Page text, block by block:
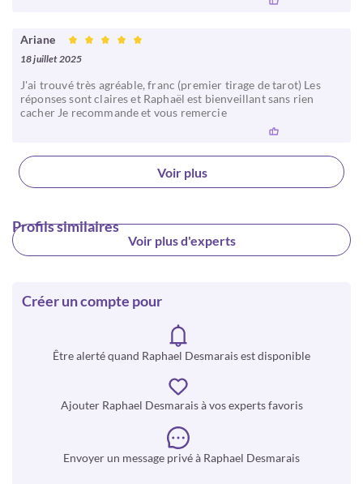
Ariane
18 juillet 2025
J'ai trouvé très agréable, franc (premier tirage de tarot) Les
réponses sont claires et Raphaël est bienveillant sans rien
cacher Je recommande et vous remercie
Voir plus
Profils similaires
Voir plus d'experts
Créer un compte pour
Être alerté quand Raphael Desmarais est disponible
Ajouter Raphael Desmarais à vos experts favoris
Envoyer un message privé à Raphael Desmarais